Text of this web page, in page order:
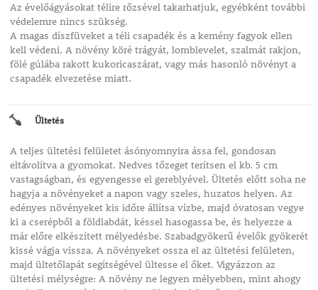
Az évelőágyásokat télire rőzsével takarhatjuk, egyébként további
védelemre nincs szükség.
A magas díszfüveket a téli csapadék és a kemény fagyok ellen
kell védeni. A növény köré trágyát, lomblevelet, szalmát rakjon,
fölé gúlába rakott kukoricaszárat, vagy más hasonló növényt a
csapadék elvezetése miatt.
Ültetés
A teljes ültetési felületet ásónyomnyira ássa fel, gondosan
eltávolítva a gyomokat. Nedves tőzeget terítsen el kb. 5 cm
vastagságban, és egyengesse el gereblyével. Ültetés előtt soha ne
hagyja a növényeket a napon vagy szeles, huzatos helyen. Az
edényes növényeket kis időre állítsa vízbe, majd óvatosan vegye
ki a cserépből a földlabdát, késsel hasogassa be, és helyezze a
már előre elkészített mélyedésbe. Szabadgyökerű évelők gyökerét
kissé vágja vissza. A növényeket ossza el az ültetési felületen,
majd ültetőlapát segítségével ültesse el őket. Vigyázzon az
ültetési mélységre: A növény ne legyen mélyebben, mint ahogy